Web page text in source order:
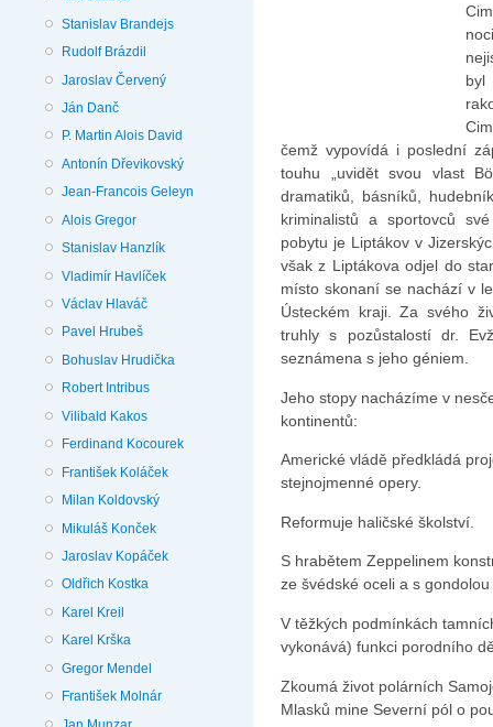
Stanislav Brandejs
Rudolf Brázdil
Jaroslav Červený
Ján Danč
P. Martin Alois David
Antonín Dřevikovský
Jean-Francois Geleyn
Alois Gregor
Stanislav Hanzlík
Vladimír Havlíček
Václav Hlaváč
Pavel Hrubeš
Bohuslav Hrudička
Robert Intribus
Vilibald Kakos
Ferdinand Kocourek
František Koláček
Milan Koldovský
Mikuláš Konček
Jaroslav Kopáček
Oldřich Kostka
Karel Kreil
Karel Krška
Gregor Mendel
František Molnár
byl
čemž vypovídá i poslední
touhu „uvidět svou vlast
dramatiků, básníků,
kriminalistů a sportovců
pobytu je Liptákov v
však z Liptákova odjel do
místo skonaní se nachází v
Ústeckém kraji. Za svého
truhly s pozůstalostí dr.
seznámena s jeho géniem.
Jeho stopy nacházíme v
kontinentů:
Americké vládě předkládá
stejnojmenné opery.
Reformuje haličské školství.
S hrabětem Zeppelinem
ze švédské oceli a s
V těžkých podmínkách
vykonává) funkci porodního
Zkoumá život polárních
Mlasků mine Severní pól o